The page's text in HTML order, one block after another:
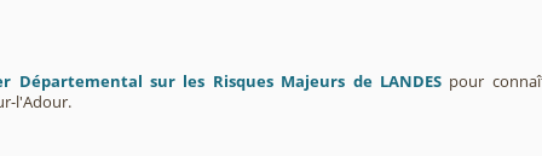
Départemental sur les Risques Majeurs de LANDESpour
l'Adour.